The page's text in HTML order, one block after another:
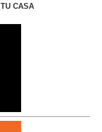
CASA